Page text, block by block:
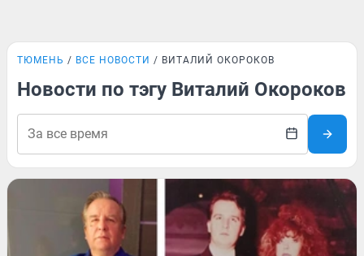
ТЮМЕНЬ ВСЕ НОВОСТИ ВИТАЛИЙ ОКОРОКОВ
Новости по тэгу Виталий Окороков